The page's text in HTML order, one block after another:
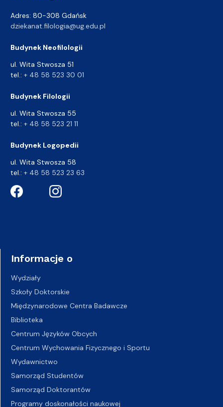
Adres: 80-308 Gdańsk
dziekanat.filologia@ug.edu.pl
Budynek Neofilologii
ul. Wita Stwosza 51
tel.: + 48 58 523 30 01
Budynek Filologii
ul. Wita Stwosza 55
tel.: + 48 58 523 21 11
Budynek Logopedii
ul. Wita Stwosza 58
tel.: + 48 58 523 23 63
Informacje o
Wydziały
Szkoły Doktorskie
Międzynarodowe Centra Badawcze
Biblioteka
Centrum Języków Obcych
Centrum Wychowania Fizycznego i Sportu
Wydawnictwo
Samorząd Studentów
Samorząd Doktorantów
Programy doskonałości naukowej